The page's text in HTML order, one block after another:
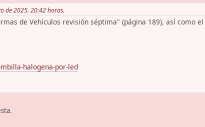
de 2025. 20:42 horas.
de Vehículos revisión séptima" (página 189), así como
halogena-por-led